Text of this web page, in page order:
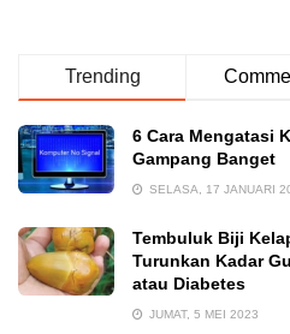
Trending
6 Cara Mengatasi
Gampang Banget
SELASA, 17 JANUARI
Tembuluk Biji
Turunkan Kadar
atau Diabetes
JUMAT, 5 MEI 2023